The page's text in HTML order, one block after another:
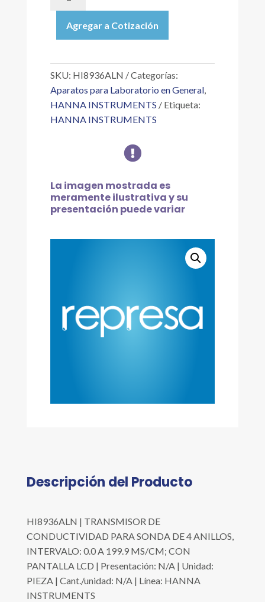
CONDUCTIVIDAD
SONDA
4
ANILLOS,
INTERVALO:
MS/CM;
CON
PANTALLA
Agregar a Cotización
SKU: HI8936ALN
Categorías:
Aparatos para Laboratorio en General,
HANNA INSTRUMENTS
Etiqueta:
HANNA INSTRUMENTS

La imagen mostrada es
meramente ilustrativa y su
presentación puede variar
Descripción del Producto
HI8936ALN | TRANSMISOR DE
CONDUCTIVIDAD PARA SONDA DE 4 ANILLOS,
INTERVALO: 0.0 A 199.9 MS/CM; CON
PANTALLA LCD | Presentación: N/A | Unidad:
PIEZA | Cant./unidad: N/A | Línea: HANNA
INSTRUMENTS